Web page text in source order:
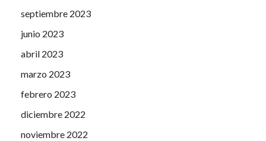
septiembre 2023
junio 2023
abril 2023
marzo 2023
febrero 2023
diciembre 2022
noviembre 2022